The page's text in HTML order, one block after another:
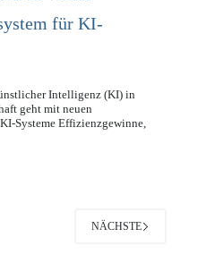
für KI-
Intelligenz (KI) in
geht mit neuen
Systeme Effizienzgewinne,